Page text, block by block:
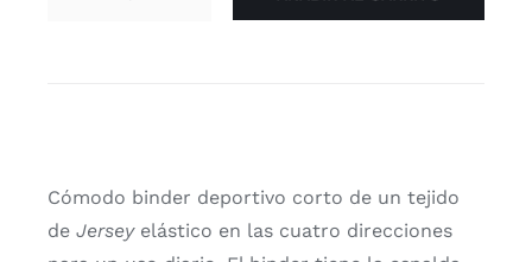
claro
cantidad
Cómodo binder deportivo corto de un tejido
de Jersey elástico en las cuatro direcciones